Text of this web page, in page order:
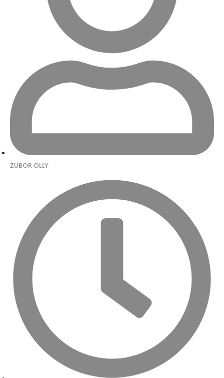
ZUBOR OLLY